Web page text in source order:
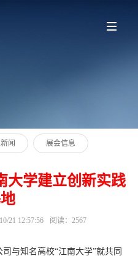
闻 展会信息
大学建立创新实践
21 12:57:56 阅读：2567
司与知名高校“江南大学”就共同